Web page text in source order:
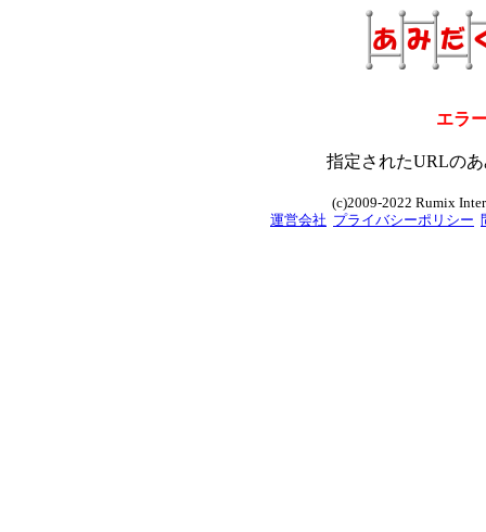
エラ
指定されたURLの
(c)2009-2022 Rumix
運営会社 プライバシーポリシー